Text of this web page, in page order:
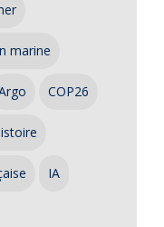
marine
COP26
IA